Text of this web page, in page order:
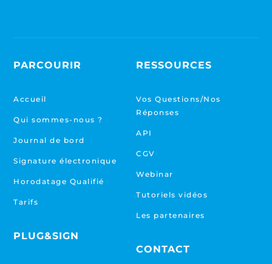
PARCOURIR
Accueil
Qui sommes-nous ?
Journal de bord
Signature électronique
Horodatage Qualifié
Tarifs
PLUG&SIGN
RESSOURCES
Vos Questions/Nos
Réponses
API
CGV
Webinar
Tutoriels vidéos
Les partenaires
CONTACT